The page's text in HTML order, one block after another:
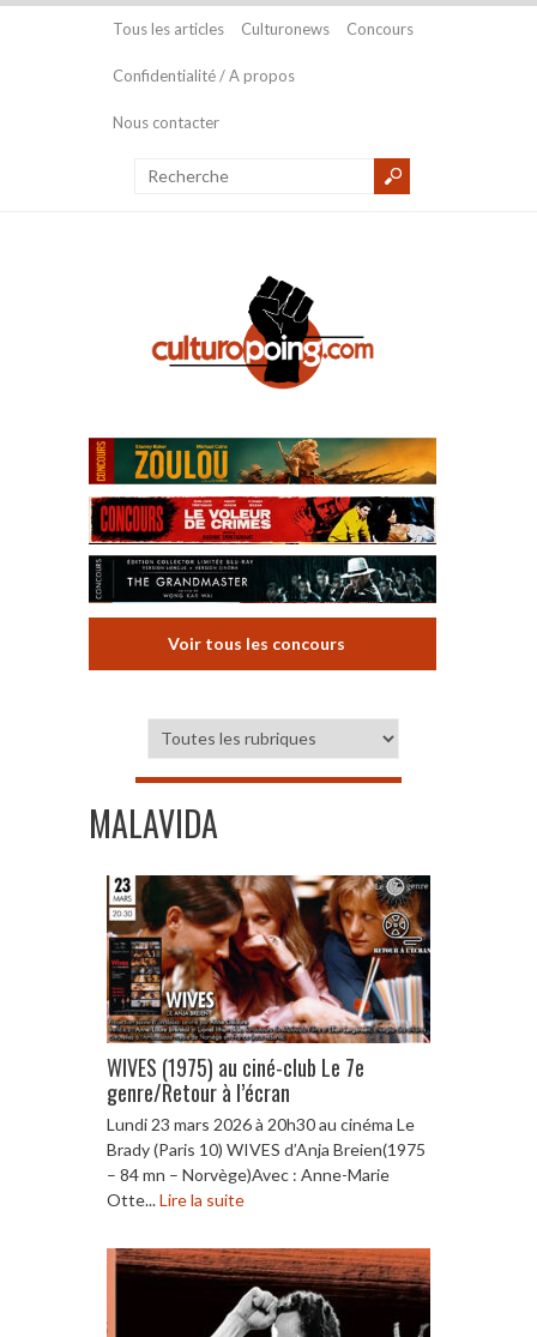
Tous les articles Culturonews Concours
Confidentialité / A propos
Nous contacter
Voir tous les concours
MALAVIDA
WIVES (1975) au ciné-club Le 7e
genre/Retour à l’écran
Lundi 23 mars 2026 à 20h30 au cinéma Le
Brady (Paris 10) WIVES d’Anja Breien(1975
– 84 mn – Norvège)Avec : Anne-Marie
Otte...Lire la suite